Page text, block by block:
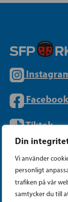
Din
Vi använder
personligt
trafiken på vår
samtycker du till
Facebook
Tiktok
Telefon (09)